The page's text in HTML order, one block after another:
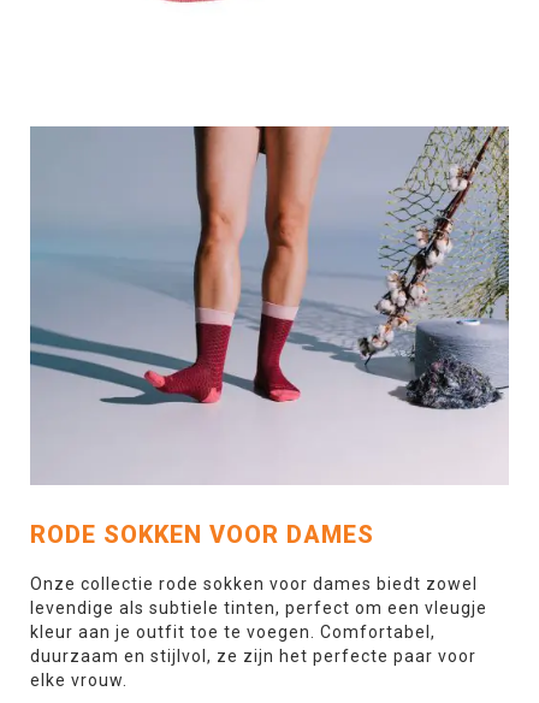
RODE SOKKEN VOOR DAMES
Onze collectie rode sokken voor dames biedt zowel
levendige als subtiele tinten, perfect om een vleugje
kleur aan je outfit toe te voegen. Comfortabel,
duurzaam en stijlvol, ze zijn het perfecte paar voor
elke vrouw.